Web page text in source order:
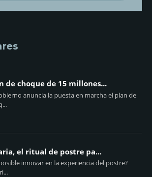
de choque de 15 millones...
anuncia la puesta en marcha el plan de
el ritual de postre pa...
innovar en la experiencia del postre?